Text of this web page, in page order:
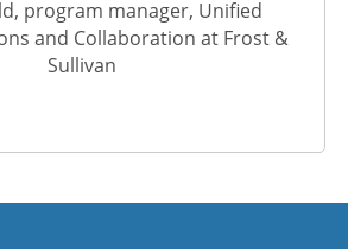
program manager, Unified
and Collaboration at Frost &
Sullivan